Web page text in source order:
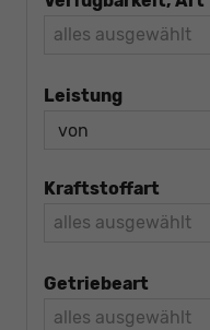
alles ausgewählt
Leistung
Kraftstoffart
alles ausgewählt
Getriebeart
alles ausgewählt